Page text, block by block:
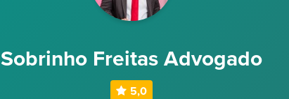
Sobrinho Freitas Advogado
5,0